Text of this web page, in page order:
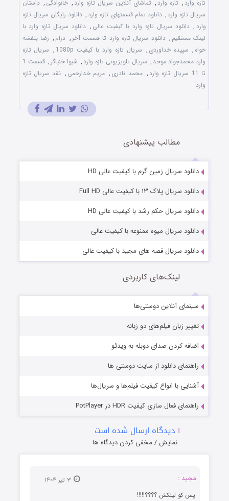
تازه وارد , تازه وارد , تماشای آنلاین سریال تازه وارد , خانوادگی , داستان
سریال تازه وارد , دانلود تمام قسمتهای تازه وارد , دانلود رایگان سریال تازه
وارد , دانلود سریال تازه وارد با کیفیت عالی , دانلود سریال تازه وارد با
لینک مستقیم , دانلود سریال تازه وارد تا قسمت آخر , درام , رضا بنفشه
خواه , سپیده خداوردی , سریال تازه وارد با کیفیت 1080p , سریال تازه
وارد محمدجواد موحد , سریال تلویزیونی تازه وارد , شیوا خنیاگر ,
قسمت 1
تا 11 سریال تازه وارد
, محمد نادری , مریم خدارحمی , نقد سریال تازه
وارد
مطالب پیشنهادی
دانلود سریال زمین گرم با کیفیت عالی HD
دانلود سریال پلاک ۱۳ با کیفیت عالی Full HD
دانلود سریال حکم رشد با کیفیت عالی HD
دانلود سریال میوه ممنوعه با کیفیت عالی
دانلود سریال قصه های مجید با کیفیت عالی
لینک‌های کاربردی
سینمای آنلاین دوستی‌ها
تغییر زبان فیلم‌های دو زبانه
اضافه کردن صدای دوبله به ویدئو
راهنمای دانلود از سایت دوستی ها
آشنایی با انواع کیفیت فیلم‌ها و سریال‌ها
راهنمای فعال سازی کیفیت HDR در PotPlayer
۱ دیدگاه ارسال شده است
نمایش / مخفی کردن دیدگاه ها
مجید :
۳ تیر ۱۴۰۴
پس کو لینکش ؟؟؟؟!!!!!